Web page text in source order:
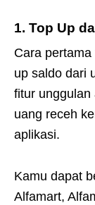
1. Top Up
Cara
up saldo dari
fitur unggulan
uang receh
aplikasi.
Kamu dapat
Alfamart,